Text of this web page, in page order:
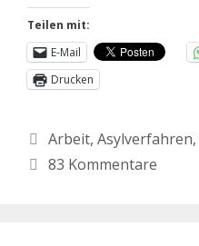
Teilen mit:
E-Mail
Drucken
Arbeit, Asylverfahren,
83 Kommentare